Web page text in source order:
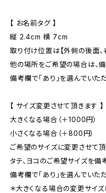
【 お名前タグ 】
縦 2.4cm 横 7cm
取り付け位置は【外側の後面、
他の場所をご希望の場合は、備
備考欄で「あり」を選んでいた
【 サイズ変更させて頂きます 】
大きくなる場合（＋1000円）
小さくなる場合（＋800円）
ご希望のサイズに変更させて頂
タテ、ヨコのご希望サイズを備
備考欄で「あり」を選んでいた
＊大きくなる場合の変更サイ